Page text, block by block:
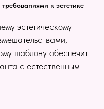
к эстетике
эстетическому
шаблону обеспечит
с естественным